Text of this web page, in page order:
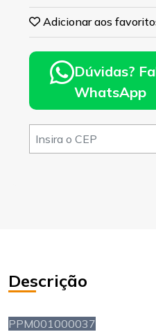
Adicionar aos
Dúvidas?
WhatsApp
Descrição
PPM001000037